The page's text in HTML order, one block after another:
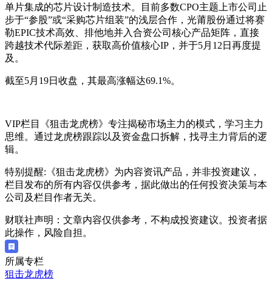
单片集成的芯片设计制造技术。目前多数CPO主题上市公司止
步于“参股”或“采购芯片组装”的浅层合作，光莆股份通过将赛
勒EPIC技术高效、排他地并入合资公司核心产品矩阵，直接
跨越技术代际差距，获取高价值核心IP，并于5月12日再度提
及。
截至5月19日收盘，其最高涨幅达69.1%。
VIP栏目《狙击龙虎榜》专注揭秘市场主力的模式，学习主力
思维。通过龙虎榜跟踪以及资金盘口拆解，找寻主力背后的逻
辑。
特别提醒:《狙击龙虎榜》为内容资讯产品，并非投资建议，
栏目发布的所有内容仅供参考，据此做出的任何投资决策与本
公司及栏目作者无关。
财联社声明：文章内容仅供参考，不构成投资建议。投资者据
此操作，风险自担。
所属专栏
狙击龙虎榜